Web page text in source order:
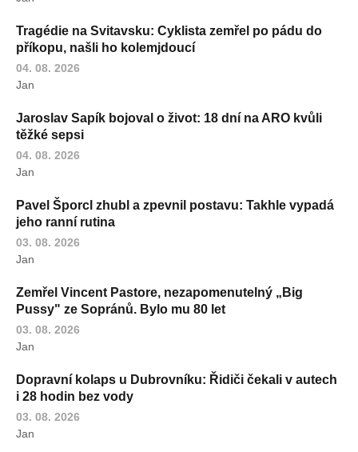
Tragédie na Svitavsku: Cyklista zemřel po pádu do
příkopu, našli ho kolemjdoucí
04. 08. 2026
Jan
Jaroslav Sapík bojoval o život: 18 dní na ARO kvůli
těžké sepsi
04. 08. 2026
Jan
Pavel Šporcl zhubl a zpevnil postavu: Takhle vypadá
jeho ranní rutina
03. 08. 2026
Jan
Zemřel Vincent Pastore, nezapomenutelný „Big
Pussy" ze Sopránů. Bylo mu 80 let
03. 08. 2026
Jan
Dopravní kolaps u Dubrovníku: Řidiči čekali v autech
i 28 hodin bez vody
03. 08. 2026
Jan